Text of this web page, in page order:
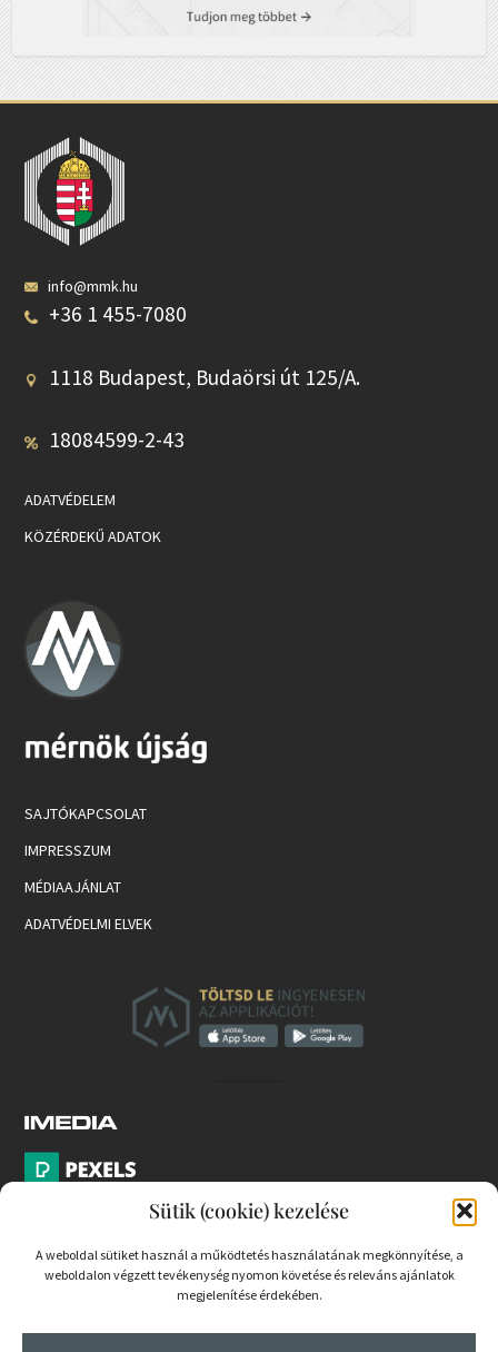
Sütik (cookie) kezelése
A weboldal sütiket használ a működtetés használatának megkönnyítése, a
weboldalon végzett tevékenység nyomon követése és releváns ajánlatok
megjelenítése érdekében.
info@mmk.hu
+36 1 455-7080
1118 Budapest, Budaörsi út 125/A.
18084599-2-43
ADATVÉDELEM
KÖZÉRDEKŰ ADATOK
SAJTÓKAPCSOLAT
IMPRESSZUM
MÉDIAAJÁNLAT
ADATVÉDELMI ELVEK
PARTNEREK